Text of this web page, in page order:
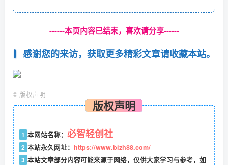
------本页内容已结束，喜欢请分享------
感谢您的来访，获取更多精彩文章请收藏本站。
© 版权声明
版权声明
1 本网站名称： 必智轻创社
2 本站永久网址： https://www.bizh88.com/
3 本站文章部分内容可能来源于网络，仅供大家学习与参考，如